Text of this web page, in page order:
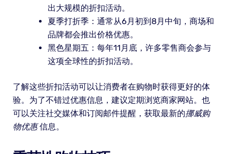
出大规模的折扣活动。
夏季打折季：通常从6月初到8月中旬，商场和
品牌都会推出价格优惠。
黑色星期五：每年11月底，许多零售商会参与
这项全球性的折扣活动。
了解这些折扣活动可以让消费者在购物时获得更好的体
验。为了不错过优惠信息，建议定期浏览商家网站。也
可以关注社交媒体和订阅邮件提醒，获取最新的挪威购
物优惠信息。